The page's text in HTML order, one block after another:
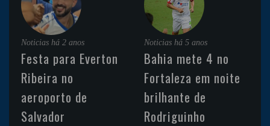
Noticias há 2 anos
Festa para Everton
Ribeira no
aeroporto de
Salvador
Noticias há 5 anos
Bahia mete 4 no
Fortaleza em noite
brilhante de
Rodriguinho